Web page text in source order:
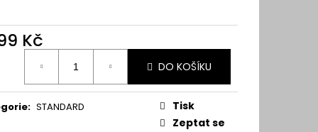
Kč
DO KOŠÍKU
: STANDARD
Tisk
Zeptat se